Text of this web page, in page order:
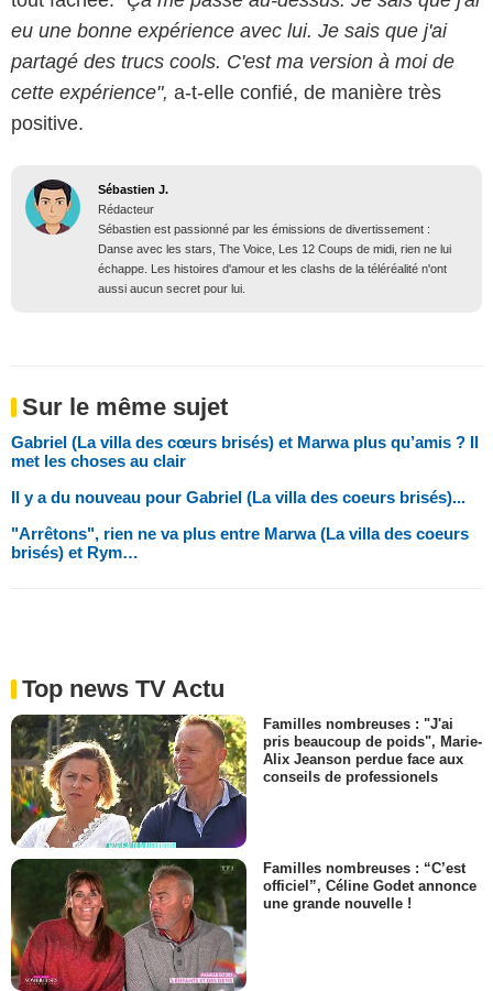
eu une bonne expérience avec lui. Je sais que j'ai
partagé des trucs cools. C'est ma version à moi de
cette expérience", a-t-elle confié, de manière très
positive.
Sébastien J.
Rédacteur
Sébastien est passionné par les émissions de divertissement :
Danse avec les stars, The Voice, Les 12 Coups de midi, rien ne lui
échappe. Les histoires d'amour et les clashs de la téléréalité n'ont
aussi aucun secret pour lui.
Sur le même sujet
Gabriel (La villa des cœurs brisés) et Marwa plus qu’amis ? Il
met les choses au clair
Il y a du nouveau pour Gabriel (La villa des coeurs brisés)...
"Arrêtons", rien ne va plus entre Marwa (La villa des coeurs
brisés) et Rym…
Top news TV Actu
Familles nombreuses : "J'ai
pris beaucoup de poids", Marie-
Alix Jeanson perdue face aux
conseils de professionels
Familles nombreuses : “C’est
officiel”, Céline Godet annonce
une grande nouvelle !